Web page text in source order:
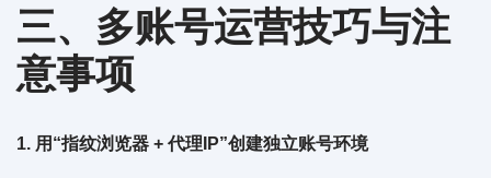
三、多账号运营技巧与注
意事项
1. 用“指纹浏览器 + 代理IP”创建独立账号环境